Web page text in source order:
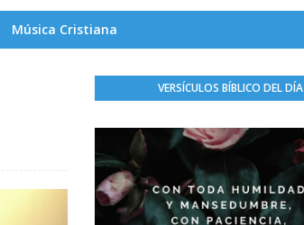
Música Cristiana
VERSÍCULOS BÍBLICO DEL DÍA